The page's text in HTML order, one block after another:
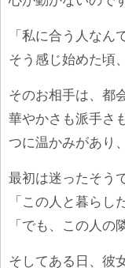
「私に合う人なん
そう感じ始めた頃
そのお相手は、都
華やかさも派手さ
つに温かみがあり
最初は迷ったそう
「この人と暮らし
「でも、この人の
そしてある日、彼